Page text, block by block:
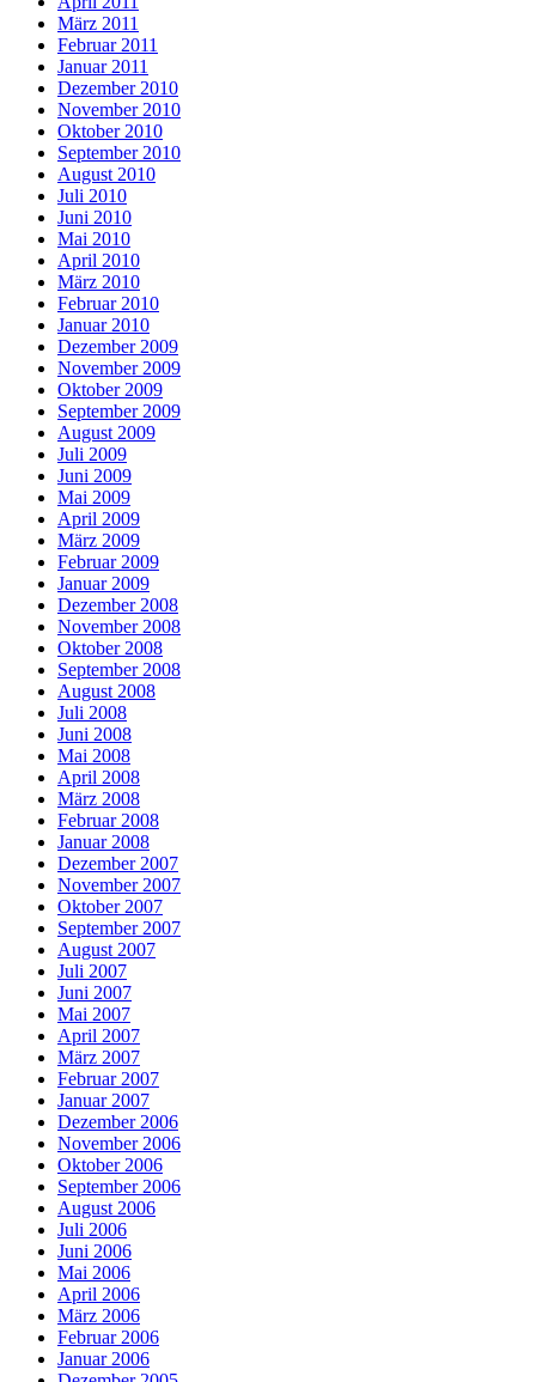
März 2011
Februar 2011
Januar 2011
Dezember 2010
November 2010
Oktober 2010
September 2010
August 2010
Juli 2010
Juni 2010
Mai 2010
April 2010
März 2010
Februar 2010
Januar 2010
Dezember 2009
November 2009
Oktober 2009
September 2009
August 2009
Juli 2009
Juni 2009
Mai 2009
April 2009
März 2009
Februar 2009
Januar 2009
Dezember 2008
November 2008
Oktober 2008
September 2008
August 2008
Juli 2008
Juni 2008
Mai 2008
April 2008
März 2008
Februar 2008
Januar 2008
Dezember 2007
November 2007
Oktober 2007
September 2007
August 2007
Juli 2007
Juni 2007
Mai 2007
April 2007
März 2007
Februar 2007
Januar 2007
Dezember 2006
November 2006
Oktober 2006
September 2006
August 2006
Juli 2006
Juni 2006
Mai 2006
April 2006
März 2006
Februar 2006
Januar 2006